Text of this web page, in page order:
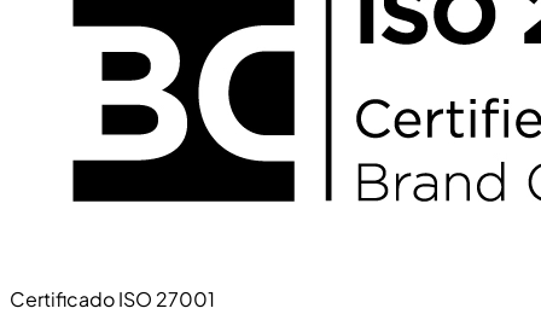
Certificado ISO 27001